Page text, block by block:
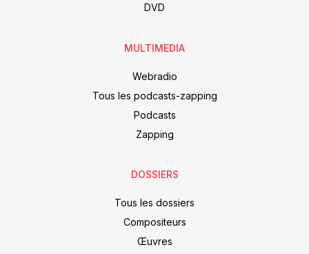
DVD
MULTIMEDIA
Webradio
Tous les podcasts-zapping
Podcasts
Zapping
DOSSIERS
Tous les dossiers
Compositeurs
Œuvres